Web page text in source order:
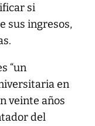
si
sus ingresos,
“un
en
veinte años
del